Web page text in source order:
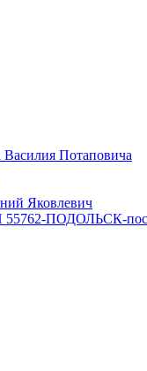
Василия Потаповича
Яковлевич
ПОДОЛЬСК-